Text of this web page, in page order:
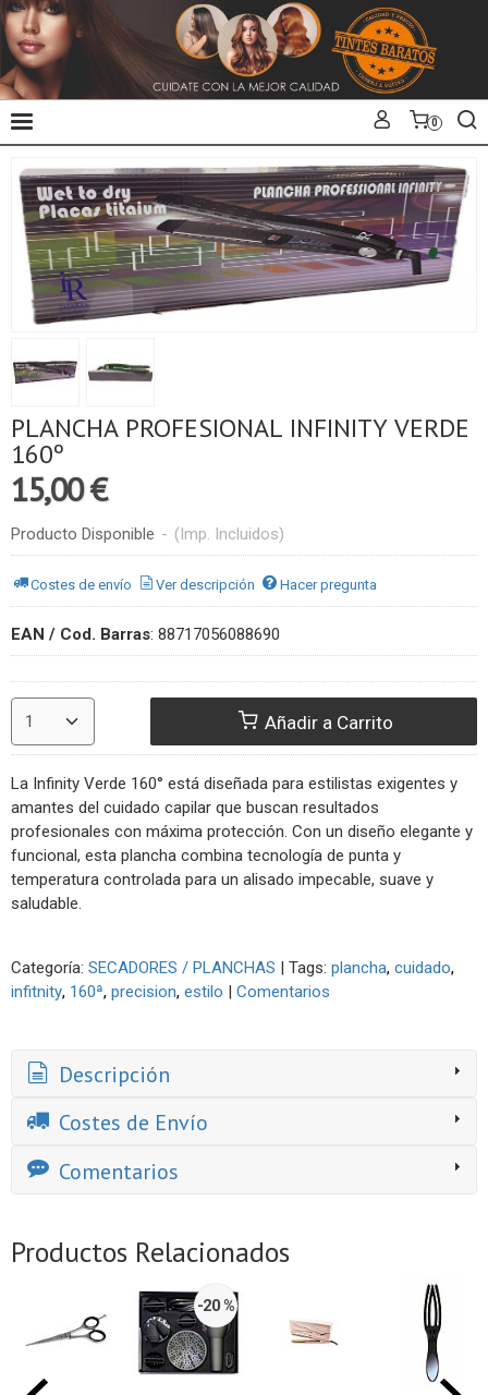
0
PLANCHA PROFESIONAL INFINITY VERDE
160º
15,00 €
Producto Disponible - (Imp. Incluidos)
Costes de envío Ver descripción Hacer pregunta
EAN / Cod. Barras: 88717056088690
Añadir a Carrito
La Infinity Verde 160° está diseñada para estilistas exigentes y
amantes del cuidado capilar que buscan resultados
profesionales con máxima protección. Con un diseño elegante y
funcional, esta plancha combina tecnología de punta y
temperatura controlada para un alisado impecable, suave y
saludable.
Categoría: SECADORES / PLANCHAS | Tags: plancha cuidado
infitnity 160ª precision estilo | Comentarios
Descripción
Costes de Envío
Comentarios
Productos Relacionados
-20 %